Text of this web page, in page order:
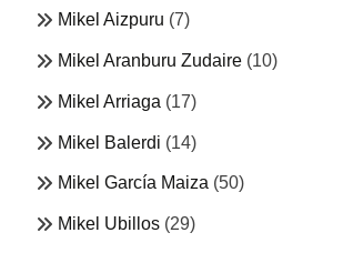
Mikel Aizpuru (7)
Mikel Aranburu Zudaire (10)
Mikel Arriaga (17)
Mikel Balerdi (14)
Mikel García Maiza (50)
Mikel Ubillos (29)